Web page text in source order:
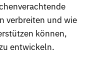
verbreiten und wie
können,
entwickeln.